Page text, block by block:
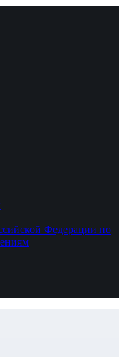
Федерации по